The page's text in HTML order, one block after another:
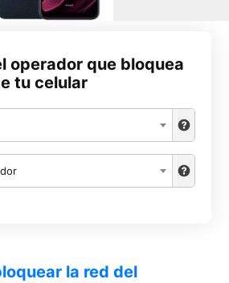
operador que bloquea
tu celular
la red del